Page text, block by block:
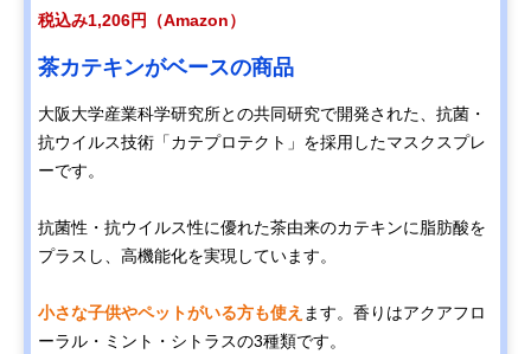
税込み1,206円（Amazon）
茶カテキンがベースの商品
大阪大学産業科学研究所との共同研究で開発された、抗菌・
抗ウイルス技術「カテプロテクト」を採用したマスクスプレ
ーです。
抗菌性・抗ウイルス性に優れた茶由来のカテキンに脂肪酸を
プラスし、高機能化を実現しています。
小さな子供やペットがいる方も使え ます。香りはアクアフロ
ーラル・ミント・シトラスの3種類です。